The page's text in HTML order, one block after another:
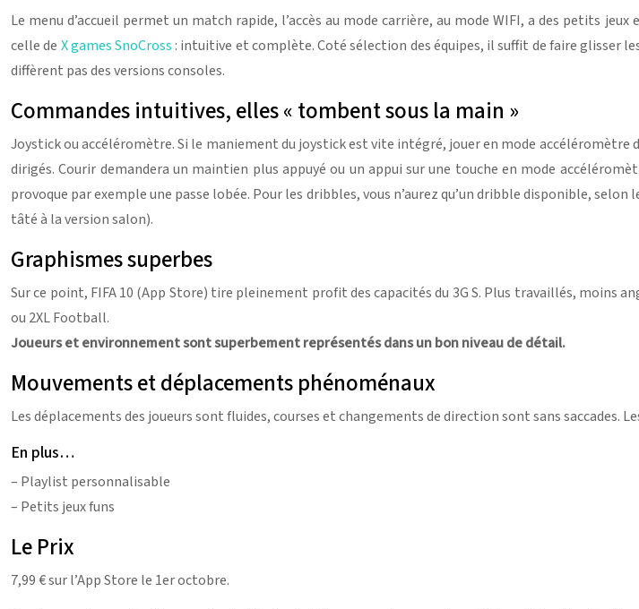
Le menu d’accueil permet un match rapide, l’accès au mode carrière, au mode WIFI, a des petits
celle de X games SnoCross : intuitive et complète. Coté sélection des équipes, il suffit de faire glisser
diffèrent pas des versions consoles.
Commandes intuitives, elles « tombent sous la main »
Joystick ou accéléromètre. Si le maniement du joystick est vite intégré, jouer en mode
dirigés. Courir demandera un maintien plus appuyé ou un appui sur une touche en mode
provoque par exemple une passe lobée. Pour les dribbles, vous n’aurez qu’un dribble disponible,
tâté à la version salon).
Graphismes superbes
Sur ce point, FIFA 10 (App Store) tire pleinement profit des capacités du 3G S. Plus travaillés, moins
ou 2XL Football.
Joueurs et environnement sont superbement représentés dans un bon niveau de détail.
Mouvements et déplacements phénoménaux
Les déplacements des joueurs sont fluides, courses et changements de direction sont sans saccades.
En plus…
– Playlist personnalisable
– Petits jeux funs
Le Prix
7,99 € sur l’App Store le 1er octobre.